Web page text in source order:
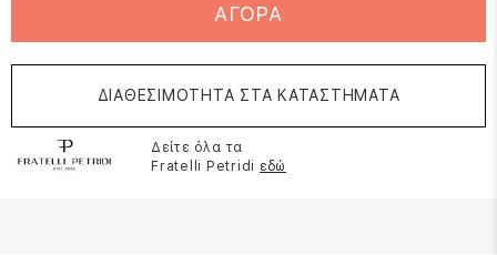
ΑΓΟΡΑ
ΔΙΑΘΕΣΙΜΟΤΗΤΑ ΣΤΑ ΚΑΤΑΣΤΗΜΑΤΑ
Δείτε όλα τα
Fratelli Petridi εδώ